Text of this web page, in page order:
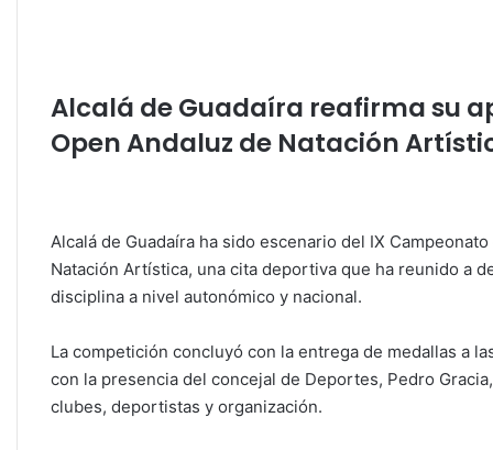
A
p
b
o
dI
n
ar
tir
Alcalá de Guadaíra reafirma su
Open Andaluz de Natación
Alcalá de Guadaíra ha sido escenario del IX
Natación Artística, una cita deportiva que ha reunido a
disciplina a nivel autonómico y nacional.
La competición concluyó con la entrega de medallas a
con la presencia del concejal de Deportes, Pedro
clubes, deportistas y organización.